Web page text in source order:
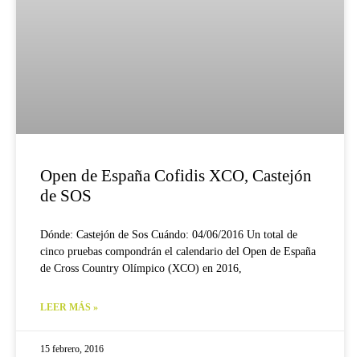
Open de España Cofidis XCO, Castejón
de SOS
Dónde: Castejón de Sos Cuándo: 04/06/2016 Un total de
cinco pruebas compondrán el calendario del Open de España
de Cross Country Olímpico (XCO) en 2016,
LEER MÁS »
15 febrero, 2016